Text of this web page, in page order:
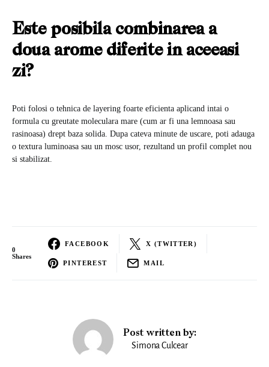
Este posibila combinarea a
doua arome diferite in aceeasi
zi?
Poti folosi o tehnica de layering foarte eficienta aplicand intai o
formula cu greutate moleculara mare (cum ar fi una lemnoasa sau
rasinoasa) drept baza solida. Dupa cateva minute de uscare, poti adauga
o textura luminoasa sau un mosc usor, rezultand un profil complet nou
si stabilizat.
0
Shares
FACEBOOK X (TWITTER)
PINTEREST MAIL
Post written by:
Simona Culcear